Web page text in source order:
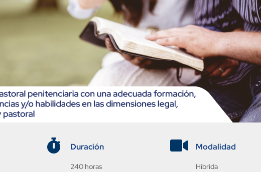
 Duración
240 horas
 Modalidad
Híbrida